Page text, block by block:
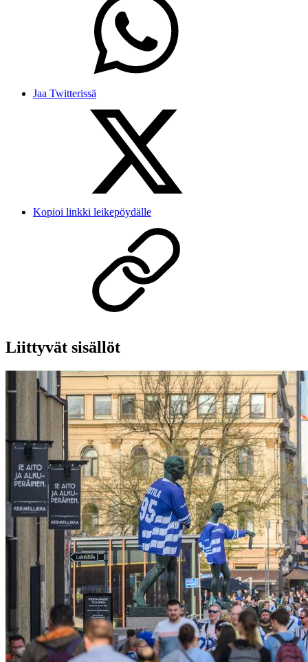
Jaa Twitterissä
Kopioi linkki leikepöydälle
Liittyvät sisällöt